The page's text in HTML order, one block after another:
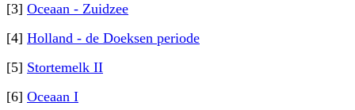
[3] Oceaan - Zuidzee
[4] Holland - de Doeksen periode
[5] Stortemelk II
[6] Oceaan I